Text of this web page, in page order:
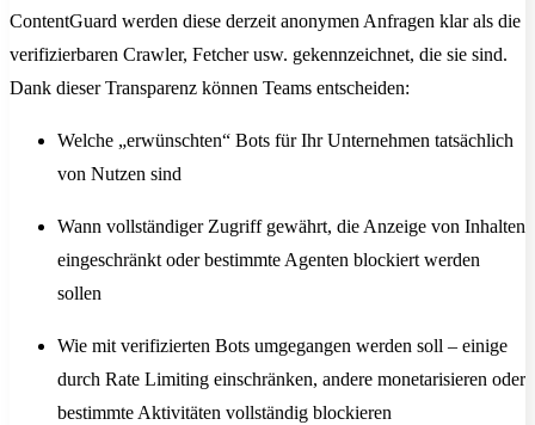
ContentGuard werden diese derzeit anonymen Anfragen klar als die
verifizierbaren Crawler, Fetcher usw. gekennzeichnet, die sie sind.
Dank dieser Transparenz können Teams entscheiden:
Welche „erwünschten“ Bots für Ihr Unternehmen tatsächlich
von Nutzen sind
Wann vollständiger Zugriff gewährt, die Anzeige von Inhalten
eingeschränkt oder bestimmte Agenten blockiert werden
sollen
Wie mit verifizierten Bots umgegangen werden soll – einige
durch Rate Limiting einschränken, andere monetarisieren oder
bestimmte Aktivitäten vollständig blockieren